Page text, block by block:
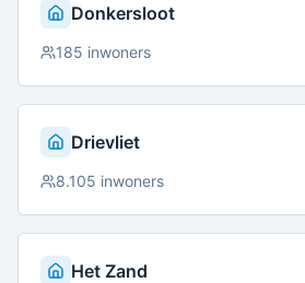
Donkersloot
185 inwoners
Drievliet
8.105 inwoners
Het Zand